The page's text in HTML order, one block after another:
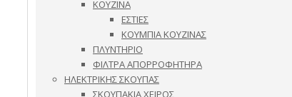
ΚΟΥΖΙΝΑ
ΕΣΤΙΕΣ
ΚΟΥΜΠΙΑ ΚΟΥΖΙΝΑΣ
ΠΛΥΝΤΗΡΙΟ
ΦΙΛΤΡΑ ΑΠΟΡΡΟΦΗΤΗΡΑ
ΗΛΕΚΤΡΙΚΗΣ ΣΚΟΥΠΑΣ
ΣΚΟΥΠΑΚΙΑ ΧΕΙΡΟΣ